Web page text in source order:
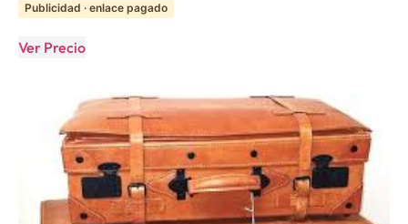
Publicidad · enlace pagado
Ver Precio